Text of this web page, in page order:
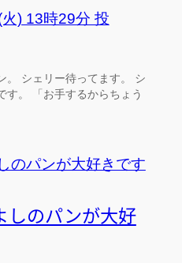
) 13時29分 投
。 シェリー待ってます。 シ
す。 「お手するからちょう
しのパンが大好